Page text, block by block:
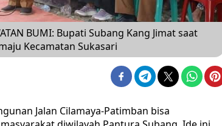
BUMI: Bupati Subang Kang Jimat saat
Kecamatan Sukasari
Jalan Cilamaya-Patimban bisa